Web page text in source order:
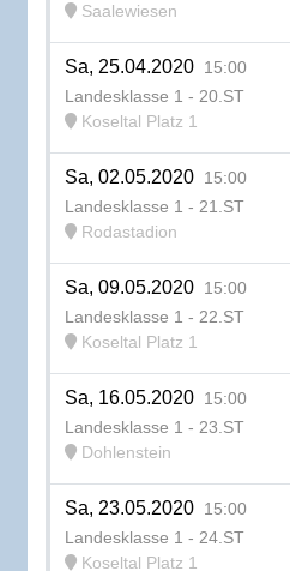
Saalewiesen
Sa, 25.04.2020 15:00
Landesklasse 1 - 20.ST
Koseltal Platz 1
Sa, 02.05.2020 15:00
Landesklasse 1 - 21.ST
Rodastadion
Sa, 09.05.2020 15:00
Landesklasse 1 - 22.ST
Koseltal Platz 1
Sa, 16.05.2020 15:00
Landesklasse 1 - 23.ST
Dohlenstein
Sa, 23.05.2020 15:00
Landesklasse 1 - 24.ST
Koseltal Platz 1